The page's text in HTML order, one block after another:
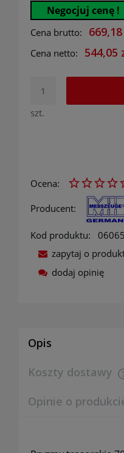
Negocjuj cenę !
Cena brutto: 669,18
Cena netto: 544,05
szt.
Ocena:
Producent:
Kod produktu:
zapytaj o
dodaj opinię
Opis
Koszty dostawy
Cena nie zawiera
Opinie o